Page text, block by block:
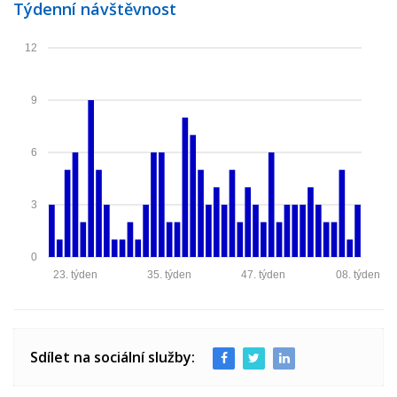
Týdenní návštěvnost
0
3
6
9
12
08. týden
47. týden
35. týden
23. týden
Sdílet na sociální služby: